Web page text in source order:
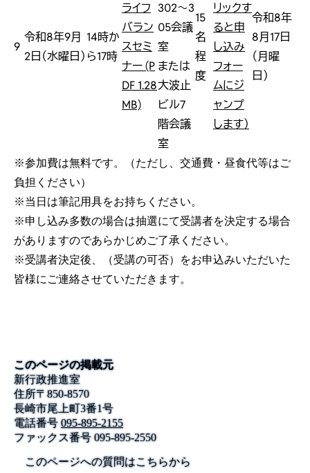
9
令和8年9月
2日（水曜日）
14時か
ら17時
ライフ
バラン
スセミ
ナー (P
DF 1.28
MB)
302～3
05会議
室
または
大波止
ビル7
階会議
室
15
名
程
度
リックす
ると申
し込み
フォー
ムにジ
ャンプ
します）
令和8年
8月17日
（月曜
日）
※参加費は無料です。（ただし、交通費・昼食代等はご
負担ください）
※当日は筆記用具をお持ちください。
※申し込み多数の場合は抽選にて受講者を決定する場合
がありますのであらかじめご了承ください。
※受講者決定後、（受講の可否）をお申込みいただいた
皆様にご連絡させていただきます。
このページの掲載元
新行政推進室
住所〒850-8570
長崎市尾上町3番1号
電話番号 095-895-2155
ファックス番号095-895-2550
このページへの質問はこちらから